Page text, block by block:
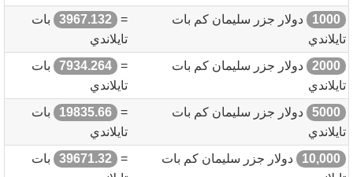
1000
دولار جزر سليمان كم بات
تايلاندي
=
3967.132
بات
تايلاندي
2000
دولار جزر سليمان كم بات
تايلاندي
=
7934.264
بات
تايلاندي
5000
دولار جزر سليمان كم بات
تايلاندي
=
19835.66
بات
تايلاندي
10,000
دولار جزر سليمان كم بات
=
39671.32
بات